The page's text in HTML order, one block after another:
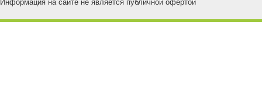
Информация на сайте не является публичной офертой